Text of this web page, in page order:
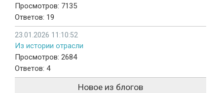
Просмотров: 7135
Ответов: 19
23.01.2026 11:10:52
Из истории отрасли
Просмотров: 2684
Ответов: 4
Новое из блогов